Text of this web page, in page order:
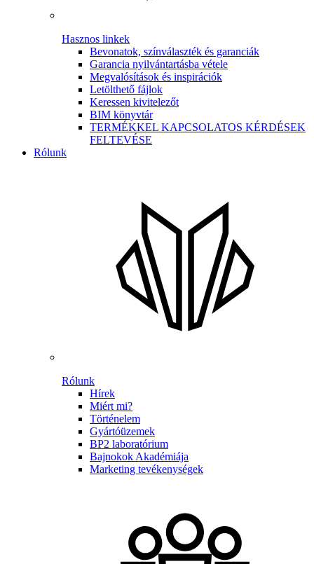
Hasznos linkek
Bevonatok, színválaszték és garanciák
Garancia nyilvántartásba vétele
Megvalósítások és inspirációk
Letölthető fájlok
Keressen kivitelezőt
BIM könyvtár
TERMÉKKEL KAPCSOLATOS KÉRDÉSEK
FELTEVÉSE
Rólunk
Rólunk
Hírek
Miért mi?
Történelem
Gyártóüzemek
BP2 laboratórium
Bajnokok Akadémiája
Marketing tevékenységek